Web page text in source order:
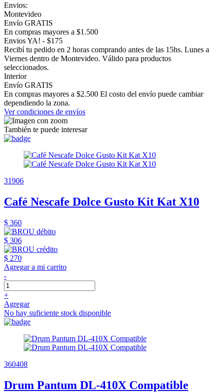
Envios:
Montevideo
Envío GRATIS
En compras mayores a $1.500
Envios YA! - $175
Recibí tu pedido en 2 horas comprando antes de las 15hs. Lunes a
Viernes dentro de Montevideo. Válido para productos
seleccionados.
Interior
Envío GRATIS
En compras mayores a $2.500 El costo del envío puede cambiar
dependiendo la zona.
Ver condiciones de envíos
También te puede interesar
31906
Café Nescafe Dolce Gusto Kit Kat X10
$ 360
$ 306
$ 270
Agregar a mi carrito
-
+
Agregar
No hay suficiente stock disponible
360408
Drum Pantum DL-410X Compatible